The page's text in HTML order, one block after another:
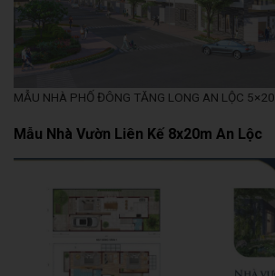
MẪU NHÀ PHỐ ĐÔNG TĂNG LONG AN LỘC 5×20
Mẫu Nhà Vườn Liên Kế 8x20m An Lộc